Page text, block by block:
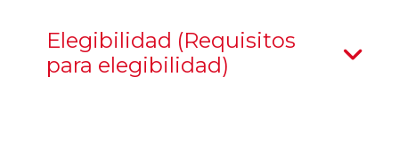
Elegibilidad (Requisitos
para elegibilidad)